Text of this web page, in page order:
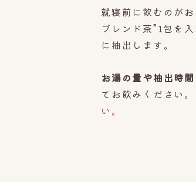
就寝前に飲むのが
ブレンド茶”1包を
に抽出します。
お湯の量や抽出時
てお飲みください。
い。